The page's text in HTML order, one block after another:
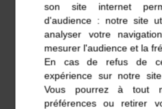
Championne du
Castella
Vice-championne de
2021
son site internet
d'audience : notre site
analyser votre
mesurer l'audience et la
En cas de refus de
expérience sur notre
Vous pourrez à tout
préférences ou retirer